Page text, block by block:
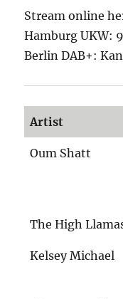
Stream online
Hamburg UKW:
Berlin DAB+:
Artist
Oum Shatt
The High
Kelsey Michael